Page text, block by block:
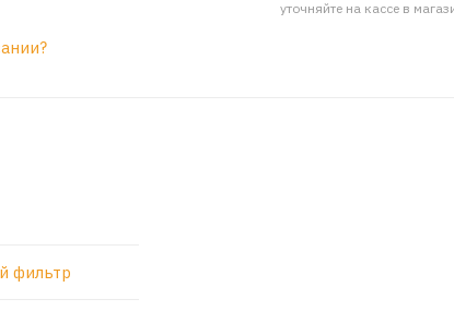
уточняйте на кассе в
фильтр